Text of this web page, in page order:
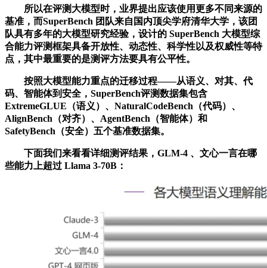
所以在评测大模型时，业界提出应该使用更多不同来源的
基准，而SuperBench 团队来自国内顶尖学府清华大学，该团
队具有多年的大模型研究经验，设计的 SuperBench 大模型综
合能力评测框架具备开放性、动态性、科学性以及权威性等特
点，其中最重要的是测评方法要具有公平性。
按照大模型能力重点的迁移过程——从语义、对其、代
码、智能体到安全，SuperBench评测数据集包含
ExtremeGLUE（语义）、NaturalCodeBench（代码）、
AlignBench（对齐）、AgentBench（智能体）和
SafetyBench（安全）五个基准数据集。
下面我们来看看详细测评结果，GLM-4 、文心一言在哪
些能力上超过 Llama 3-70B：